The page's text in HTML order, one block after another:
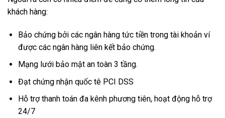
khách hàng:
Bảo chứng bởi các ngân hàng tức tiền trong tài khoản ví
được các ngân hàng liên kết bảo chứng.
Mạng lưới bảo mật an toàn 3 tầng.
Đạt chứng nhận quốc tê PCI DSS
Hỗ trợ thanh toán đa kênh phương tiên, hoạt động hỗ trợ
24/7